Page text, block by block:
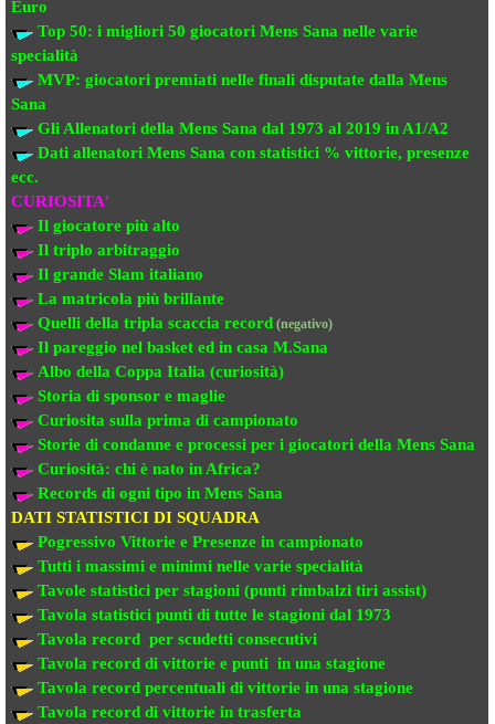
Euro
Top 50: i migliori 50 giocatori Mens Sana nelle varie
specialità
MVP: giocatori premiati nelle finali disputate dalla Mens
Sana
Gli Allenatori della Mens Sana dal 1973 al 2019 in A1/A2
Dati allenatori Mens Sana con statistici % vittorie, presenze
ecc.
CURIOSITA'
Il giocatore più alto
Il triplo arbitraggio
Il grande Slam italiano
La matricola più brillante
Quelli della tripla scaccia record (negativo)
Il pareggio nel basket ed in casa M.Sana
Albo della Coppa Italia (curiosità)
Storia di sponsor e maglie
Curiosita sulla prima di campionato
Storie di condanne e processi per i giocatori della Mens Sana
Curiosità: chi è nato in Africa?
Records di ogni tipo in Mens Sana
DATI STATISTICI DI SQUADRA
Pogressivo Vittorie e Presenze in campionato
Tutti i massimi e minimi nelle varie specialità
Tavole statistici per stagioni (punti rimbalzi tiri assist)
Tavola statistici punti di tutte le stagioni dal 1973
Tavola record per scudetti consecutivi
Tavola record di vittorie e punti in una stagione
Tavola record percentuali di vittorie in una stagione
Tavola record di vittorie in trasferta